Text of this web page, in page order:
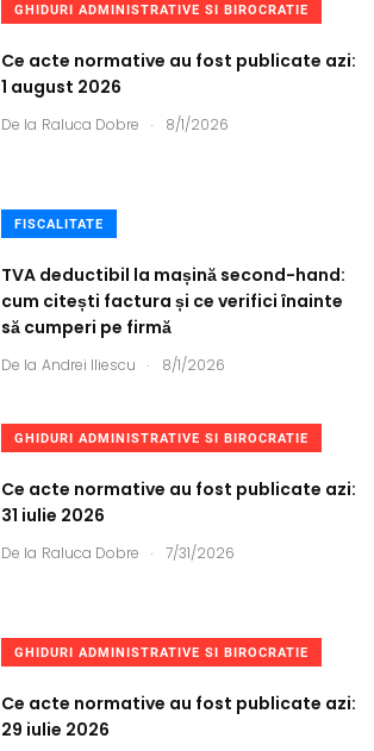
GHIDURI ADMINISTRATIVE SI BIROCRATIE
Ce acte normative au fost publicate azi:
1 august 2026
De la Raluca Dobre . 8/1/2026
FISCALITATE
TVA deductibil la mașină second-hand:
cum citești factura și ce verifici înainte
să cumperi pe firmă
De la Andrei Iliescu . 8/1/2026
GHIDURI ADMINISTRATIVE SI BIROCRATIE
Ce acte normative au fost publicate azi:
31 iulie 2026
De la Raluca Dobre . 7/31/2026
GHIDURI ADMINISTRATIVE SI BIROCRATIE
Ce acte normative au fost publicate azi:
29 iulie 2026